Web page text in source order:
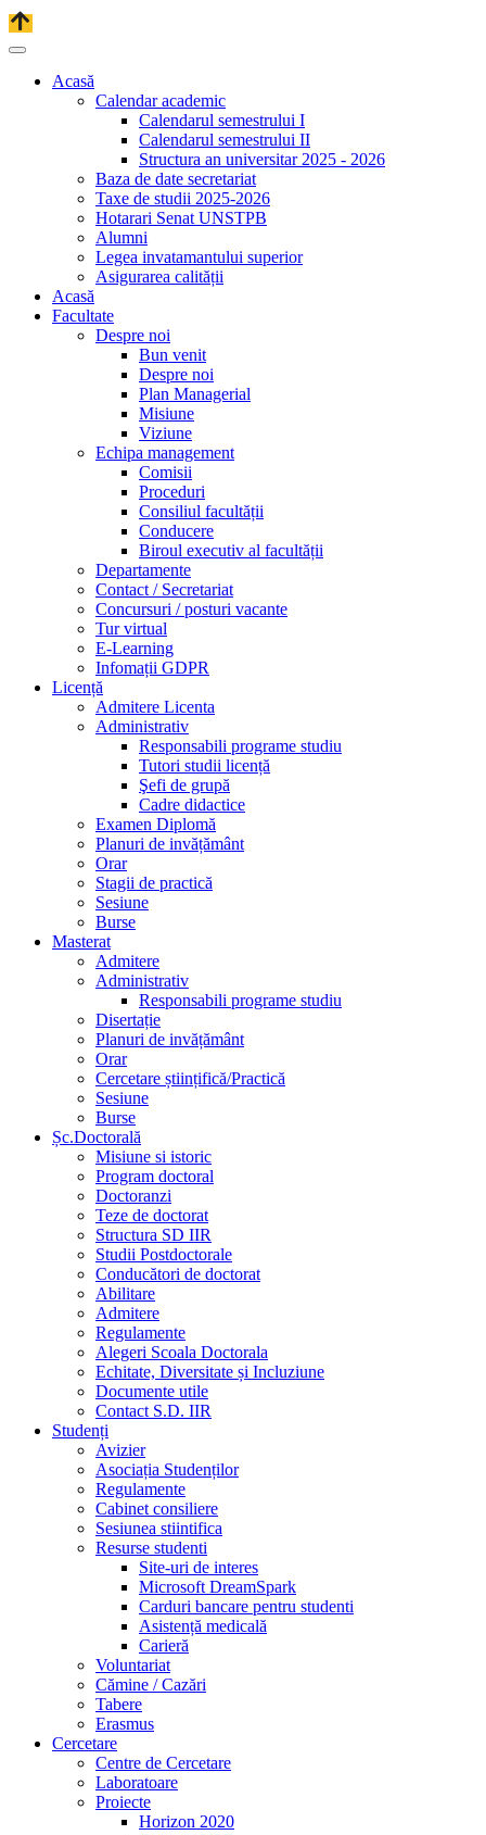
Acasă
Calendar academic
Calendarul semestrului I
Calendarul semestrului II
Structura an universitar 2025 - 2026
Baza de date secretariat
Taxe de studii 2025-2026
Hotarari Senat UNSTPB
Alumni
Legea invatamantului superior
Asigurarea calității
Acasă
Facultate
Despre noi
Bun venit
Despre noi
Plan Managerial
Misiune
Viziune
Echipa management
Comisii
Proceduri
Consiliul facultății
Conducere
Biroul executiv al facultății
Departamente
Contact / Secretariat
Concursuri / posturi vacante
Tur virtual
E-Learning
Infomații GDPR
Licență
Admitere Licenta
Administrativ
Responsabili programe studiu
Tutori studii licență
Şefi de grupă
Cadre didactice
Examen Diplomă
Planuri de invățământ
Orar
Stagii de practică
Sesiune
Burse
Masterat
Admitere
Administrativ
Responsabili programe studiu
Disertație
Planuri de invățământ
Orar
Cercetare științifică/Practică
Sesiune
Burse
Șc.Doctorală
Misiune si istoric
Program doctoral
Doctoranzi
Teze de doctorat
Structura SD IIR
Studii Postdoctorale
Conducători de doctorat
Abilitare
Admitere
Regulamente
Alegeri Scoala Doctorala
Echitate, Diversitate și Incluziune
Documente utile
Contact S.D. IIR
Studenți
Avizier
Asociația Studenților
Regulamente
Cabinet consiliere
Sesiunea stiintifica
Resurse studenti
Site-uri de interes
Microsoft DreamSpark
Carduri bancare pentru studenti
Asistență medicală
Carieră
Voluntariat
Cămine / Cazări
Tabere
Erasmus
Cercetare
Centre de Cercetare
Laboratoare
Proiecte
Horizon 2020